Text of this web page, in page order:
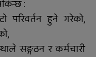
:
परिवर्तन हुने गरेको,
सङ्गठन र कर्मचारी